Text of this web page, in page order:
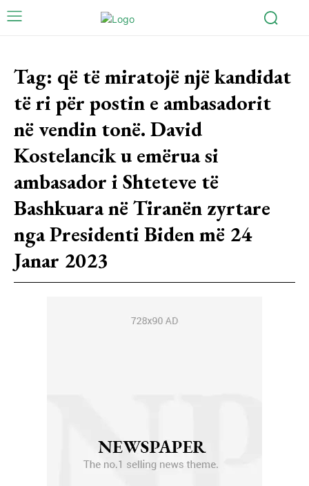
Tag: që të miratojë një kandidat
të ri për postin e ambasadorit
në vendin tonë. David
Kostelancik u emërua si
ambasador i Shteteve të
Bashkuara në Tiranën zyrtare
nga Presidenti Biden më 24
Janar 2023